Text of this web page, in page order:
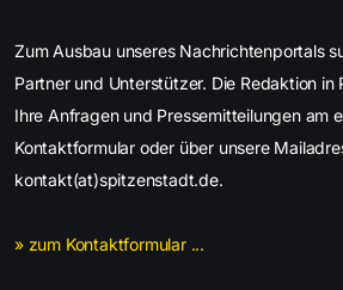
Zum Ausbau unseres Nachrichtenportals
Partner und Unterstützer. Die Redaktion in
Ihre Anfragen und Pressemitteilungen am
Kontaktformular oder über unsere
kontakt(at)spitzenstadt.de.
» zum Kontaktformular ...